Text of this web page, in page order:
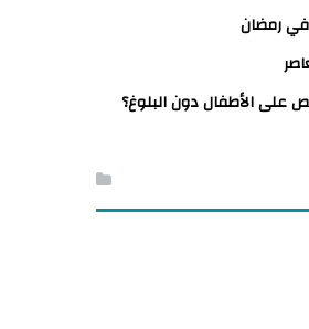
في رمضان
على الأطفال دون البلوغ؟